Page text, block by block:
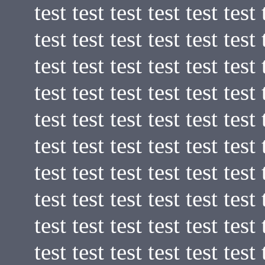
test test test test test
test test test test test
test test test test test
test test test test test
test test test test test
test test test test test
test test test test test
test test test test test
test test test test test
test test test test test